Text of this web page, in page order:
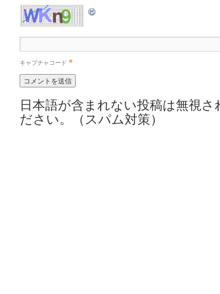
キャプチャコード *
日本語が含まれない投稿は無視
ださい。（スパム対策）